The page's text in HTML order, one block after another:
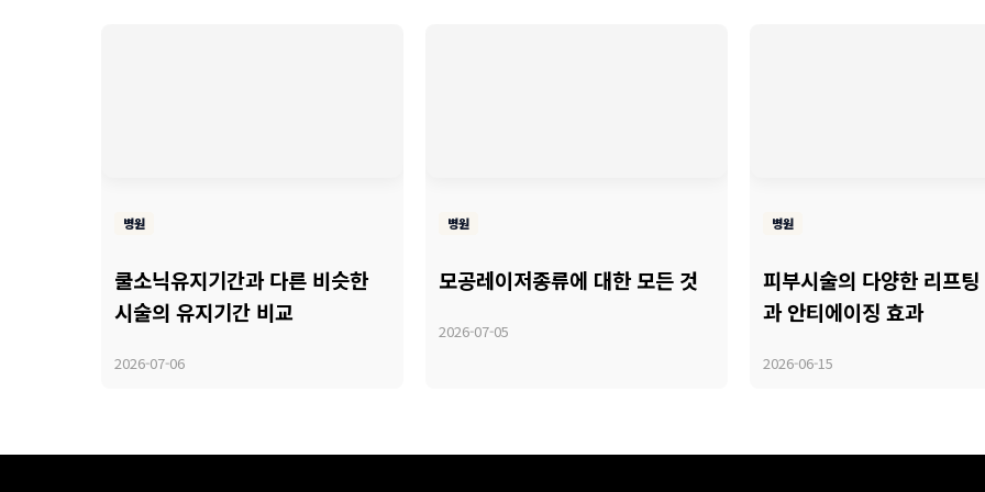
병원
쿨소닉유지기간과 다른 비슷한
시술의 유지기간 비교
2026-07-06
병원
모공레이저종류에 대한 모든 것
2026-07-05
병원
피부시술의 다양한 리프
과 안티에이징 효과
2026-06-15